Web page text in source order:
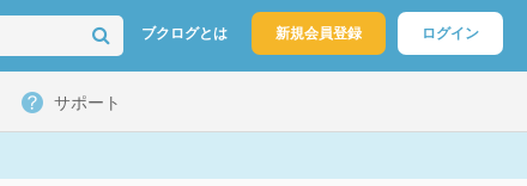
ブクログとは 新規会員登録 ログイン
サポート